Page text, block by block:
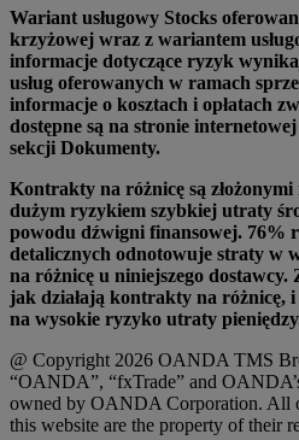
Wariant usługowy Stocks
krzyżowej wraz z wariantem
informacje dotyczące ryzyk
usług oferowanych w ramach
informacje o kosztach i opłatach
dostępne są na stronie
sekcji Dokumenty.
Kontrakty na różnicę są
dużym ryzykiem szybkiej utraty
powodu dźwigni finansowej. 76%
detalicznych odnotowuje straty w
na różnicę u niniejszego dostawcy.
jak działają kontrakty na różnicę, i
na wysokie ryzyko utraty
@ Copyright 2026 OANDA TMS
“OANDA”, “fxTrade” and
owned by OANDA Corporation. All
this website are the property of their